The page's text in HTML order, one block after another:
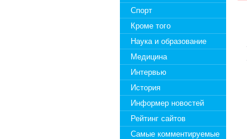
Спорт
Кроме того
Наука и образование
Медицина
Интервью
История
Информер новостей
Рейтинг сайтов
Самые комментируемые